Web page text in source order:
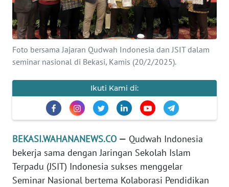
Foto bersama Jajaran Qudwah Indonesia dan JSIT dalam
seminar nasional di Bekasi, Kamis (20/2/2025).
Ikuti Kami di:
BEKASI.WAHANANEWS.CO — Qudwah Indonesia
bekerja sama dengan Jaringan Sekolah Islam
Terpadu (JSIT) Indonesia sukses menggelar
Seminar Nasional bertema Kolaborasi Pendidikan
INFO
IKLAN
TENTANG
KAMI
REDAKSI
KARIR